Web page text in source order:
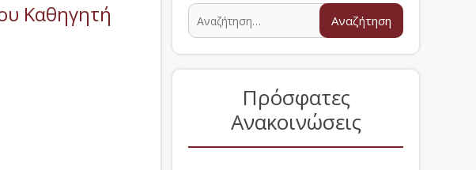
Καθηγητή
Πρόσφατες
Ανακοινώσεις